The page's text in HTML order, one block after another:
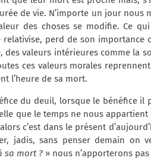
de vie. N’importe un jour
des choses se modifie. Ce
relativise, perd de son
des valeurs intérieures comme la
ces valeurs morales
l’heure de sa mort.
du deuil, lorsque le bénéfice il
que le temps ne nous
c’est dans le présent
jadis, sans penser demain on
sa mort ? » nous n’apporterons